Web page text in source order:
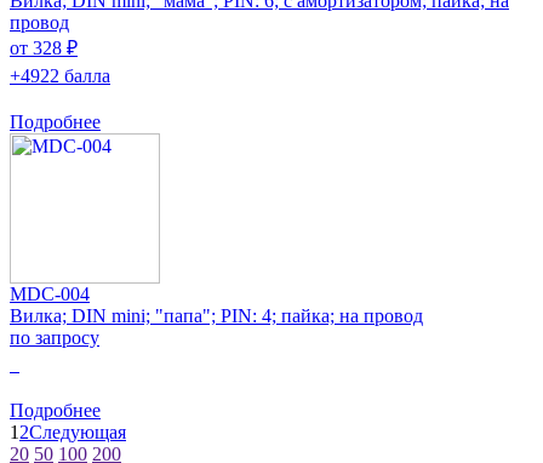
провод
от 328 ₽
+4922 балла
Подробнее
MDC-004
Вилка; DIN mini; "папа"; PIN: 4; пайка; на провод
по запросу
Подробнее
1 2Следующая
20 50 100 200